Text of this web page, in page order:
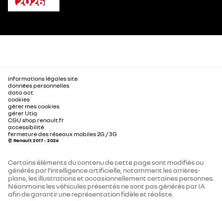
informations légales site
données personnelles
data act
cookies
gérer mes cookies
gérer Utiq
CGU shop.renault.fr
accessibilité
fermeture des réseaux mobiles 2G / 3G
© Renault 2017 - 2026
Certains éléments du contenu de cette page sont modifiés ou
générés par l'intelligence artificielle, notamment les arrières-
plans, les illustrations et occasionnellement certaines personnes.
Néanmoins les véhicules présentés ne sont pas générés par IA
afin de garantir une représentation fidèle et réaliste.